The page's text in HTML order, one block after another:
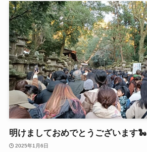
明けましておめでとうございます🐍
2025年1月6日